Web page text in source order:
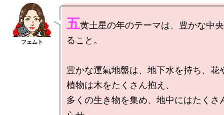
五黄土星の年のテーマは、豊かな中
ること。
豊かな運氣地盤は、地下水を持ち、花
植物は木をたくさん抱え、
多くの生き物を集め、地中にはたくさ